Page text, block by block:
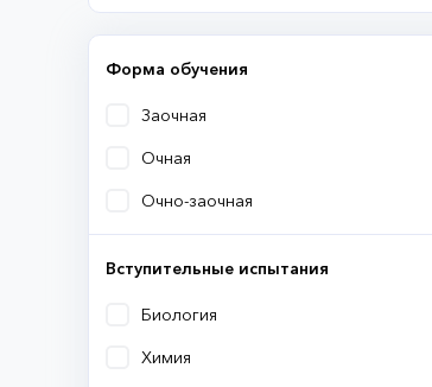
Заочная
Очная
Очно-заочная
Форма обучения
Биология
Химия
Вступительные испытания